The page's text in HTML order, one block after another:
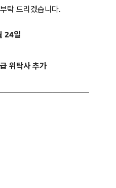
탁 드리겠습니다.
24일
위탁사 추가